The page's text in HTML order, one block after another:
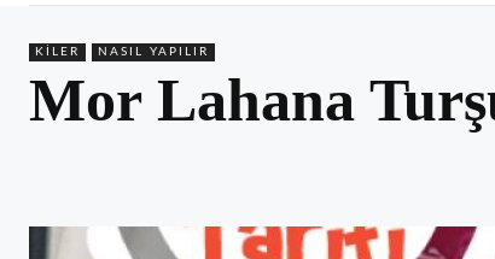
KILER NASIL YAPILIR
Mor Lahana